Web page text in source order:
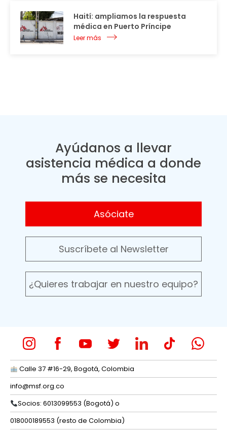
Haití: ampliamos la respuesta
médica en Puerto Príncipe
Leer más
Ayúdanos a llevar
asistencia médica a donde
más se necesita
Asóciate
Suscríbete al Newsletter
¿Quieres trabajar en nuestro equipo?
Calle 37 #16-29, Bogotá, Colombia
info@msf.org.co
Socios: 6013099553 (Bogotá) o
018000189553 (resto de Colombia)